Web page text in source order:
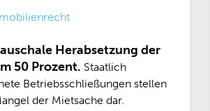
Herabsetzung der
50 Prozent. Staatlich
Betriebsschließungen stellen
der Mietsache dar.